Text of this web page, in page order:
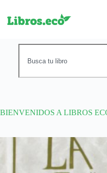
BIENVENIDOS A LIBROS